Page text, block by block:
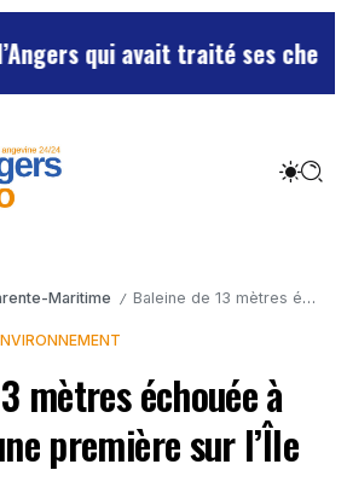
qui avait traité ses chefs de
Maritime / Baleine de 13 mètres échouée à Rivedoux : une première sur l’Île de Ré
mètres échouée à
première sur l’Île